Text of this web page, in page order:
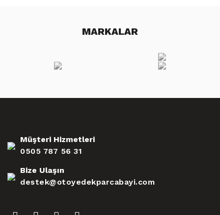
MARKALAR
Müşteri Hizmetleri
0505 787 56 31
Bize Ulaşın
destek@otoyedekparcabayi.com